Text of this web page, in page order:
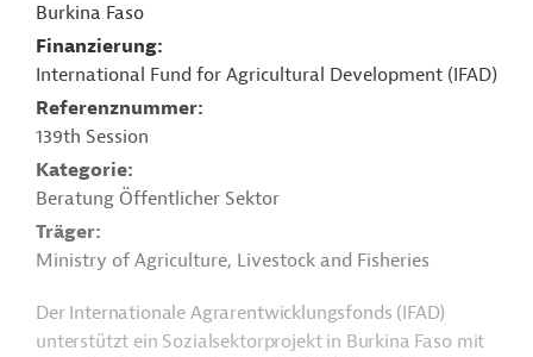
Burkina Faso
Finanzierung
International Fund for Agricultural Development (IFAD)
Referenznummer
139th Session
Kategorie
Beratung Öffentlicher Sektor
Träger
Ministry of Agriculture, Livestock and Fisheries
Der Internationale Agrarentwicklungsfonds (IFAD)
unterstützt ein Sozialsektorprojekt in Burkina Faso mit